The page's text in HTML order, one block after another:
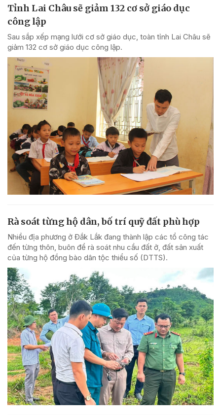
Tỉnh Lai Châu sẽ giảm 132 cơ sở giáo dục
công lập
Sau sắp xếp mạng lưới cơ sở giáo dục, toàn tỉnh Lai Châu sẽ
giảm 132 cơ sở giáo dục công lập.
Rà soát từng hộ dân, bố trí quỹ đất phù hợp
Nhiều địa phương ở Đắk Lắk đang thành lập các tổ công tác
đến từng thôn, buôn để rà soát nhu cầu đất ở, đất sản xuất
của từng hộ đồng bào dân tộc thiểu số (DTTS).